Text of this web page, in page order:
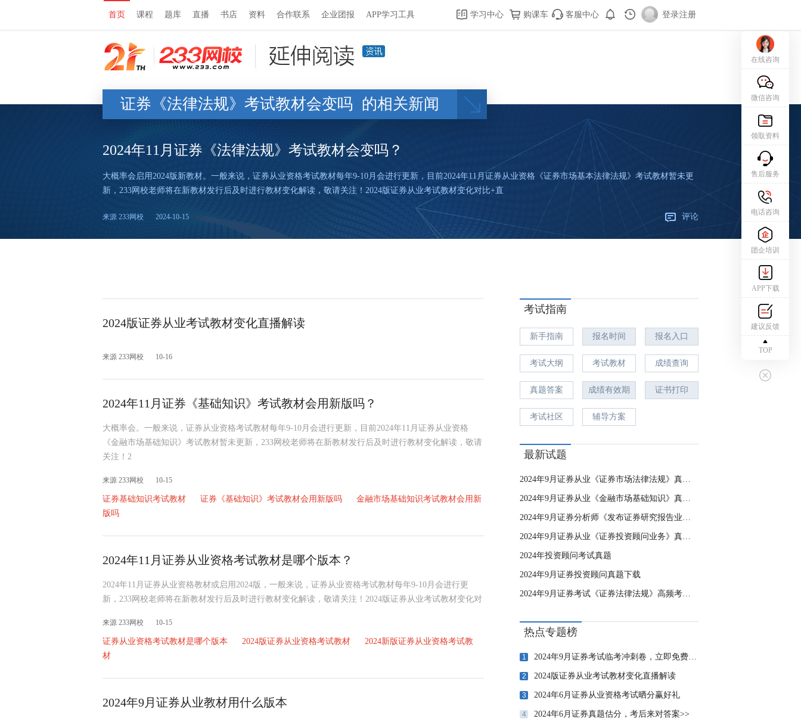
首页 课程 题库 直播 书店 资料 合作联系 企业团报 APP学习工具 学习中心 购课车 客服中心 登录|注册
证券《法律法规》考试教材会变吗 的相关新闻
2024年11月证券《法律法规》考试教材会变吗？
大概率会启用2024版新教材。一般来说，证券从业资格考试教材每年9-10月会进行更新，目前2024年11月证券从业资格《证券市场基本法律法规》考试教材暂未更
新，233网校老师将在新教材发行后及时进行教材变化解读，敬请关注！2024版证券从业考试教材变化对比+直
来源 233网校 2024-10-15 评论
2024版证券从业考试教材变化直播解读
来源 233网校 10-16
2024年11月证券《基础知识》考试教材会用新版吗？
大概率会。一般来说，证券从业资格考试教材每年9-10月会进行更新，目前2024年11月证券从业资格
《金融市场基础知识》考试教材暂未更新，233网校老师将在新教材发行后及时进行教材变化解读，敬请
关注！2
来源 233网校 10-15
证券基础知识考试教材 证券《基础知识》考试教材会用新版吗
金融市场基础知识考试教材会用新
版吗
2024年11月证券从业资格考试教材是哪个版本？
2024年11月证券从业资格教材或启用2024版，一般来说，证券从业资格考试教材每年9-10月会进行更
新，233网校老师将在新教材发行后及时进行教材变化解读，敬请关注！2024版证券从业考试教材变化对
来源 233网校 10-15
证券从业资格考试教材是哪个版本 2024版证券从业资格考试教材
2024新版证券从业资格考试教
材
2024年9月证券从业教材用什么版本
考试指南
新手指南 报名时间 报名入口
考试大纲 考试教材 成绩查询
真题答案 成绩有效期 证书打印
考试社区 辅导方案
最新试题
2024年9月证券从业《证券市场法律法规》真题及答案（已更新）
2024年9月证券从业《金融市场基础知识》真题及答案（已更新）
2024年9月证券分析师《发布证券研究报告业务》真题及答案（9.28考后更新）
2024年9月证券从业《证券投资顾问业务》真题及答案（已更新）
2024年投资顾问考试真题
2024年9月证券投资顾问真题下载
2024年9月证券考试《证券法律法规》高频考点题：证券发行上市保荐业务的一般规定
热点专题榜
1 2024年9月证券考试临考冲刺卷，立即免费刷！
2 2024版证券从业考试教材变化直播解读
3 2024年6月证券从业资格考试晒分赢好礼
4 2024年6月证券真题估分，考后来对答案>>
在线咨询
微信咨询
领取资料
售后服务
电话咨询
团企培训
APP下载
建议反馈
TOP